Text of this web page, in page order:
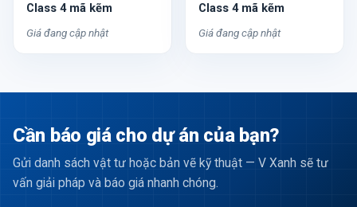
Class 4 mã kẽm
Giá đang cập nhật
Class 4 mã kẽm
Giá đang cập nhật
Cần báo giá cho dự án của bạn?
Gửi danh sách vật tư hoặc bản vẽ kỹ thuật — V Xanh sẽ tư
vấn giải pháp và báo giá nhanh chóng.